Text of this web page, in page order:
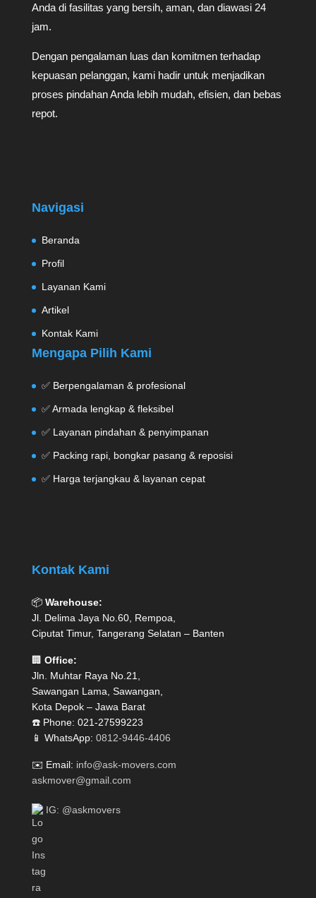
Anda di fasilitas yang bersih, aman, dan diawasi 24
jam.
Dengan pengalaman luas dan komitmen terhadap
kepuasan pelanggan, kami hadir untuk menjadikan
proses pindahan Anda lebih mudah, efisien, dan bebas
repot.
Navigasi
Beranda
Profil
Layanan Kami
Artikel
Kontak Kami
Mengapa Pilih Kami
✅ Berpengalaman & profesional
✅ Armada lengkap & fleksibel
✅ Layanan pindahan & penyimpanan
✅ Packing rapi, bongkar pasang & reposisi
✅ Harga terjangkau & layanan cepat
Kontak Kami
📦 Warehouse:
Jl. Delima Jaya No.60, Rempoa,
Ciputat Timur, Tangerang Selatan – Banten
🏢 Office:
Jln. Muhtar Raya No.21,
Sawangan Lama, Sawangan,
Kota Depok – Jawa Barat
☎️ Phone: 021-27599223
📱 WhatsApp: 0812-9446-4406
✉️ Email: info@ask-movers.com
askmover@gmail.com
IG: @askmovers